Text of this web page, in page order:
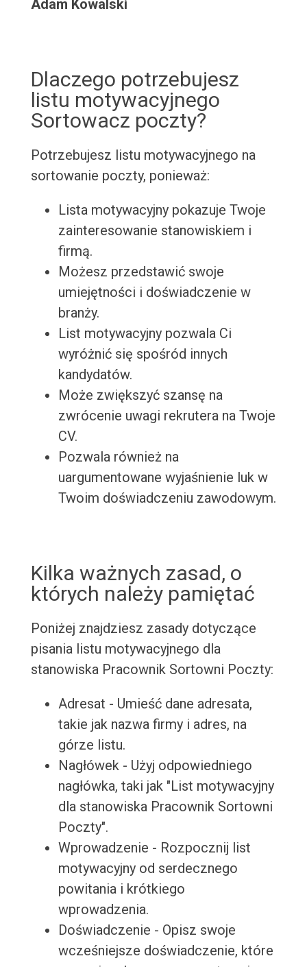
Adam Kowalski
Dlaczego potrzebujesz
listu motywacyjnego
Sortowacz poczty?
Potrzebujesz listu motywacyjnego na
sortowanie poczty, ponieważ:
Lista motywacyjny pokazuje Twoje
zainteresowanie stanowiskiem i
firmą.
Możesz przedstawić swoje
umiejętności i doświadczenie w
branży.
List motywacyjny pozwala Ci
wyróżnić się spośród innych
kandydatów.
Może zwiększyć szansę na
zwrócenie uwagi rekrutera na Twoje
CV.
Pozwala również na
uargumentowane wyjaśnienie luk w
Twoim doświadczeniu zawodowym.
Kilka ważnych zasad, o
których należy pamiętać
Poniżej znajdziesz zasady dotyczące
pisania listu motywacyjnego dla
stanowiska Pracownik Sortowni Poczty:
Adresat - Umieść dane adresata,
takie jak nazwa firmy i adres, na
górze listu.
Nagłówek - Użyj odpowiedniego
nagłówka, taki jak "List motywacyjny
dla stanowiska Pracownik Sortowni
Poczty".
Wprowadzenie - Rozpocznij list
motywacyjny od serdecznego
powitania i krótkiego
wprowadzenia.
Doświadczenie - Opisz swoje
wcześniejsze doświadczenie, które